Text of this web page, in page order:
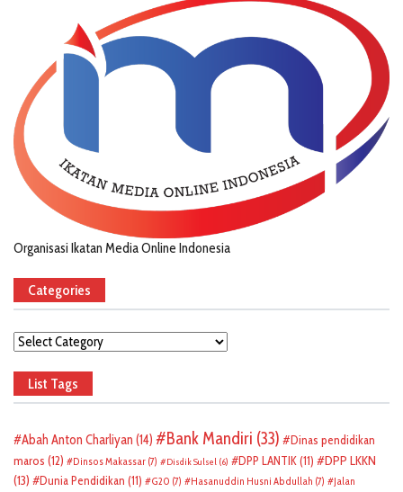
Organisasi Ikatan Media Online Indonesia
Categories
Categories
List Tags
Abah Anton Charliyan (14) Bank Mandiri (33)
Dinas pendidikan
maros (12) Dinsos Makassar (7) Disdik Sulsel (6) DPP LANTIK(11)
DPP LKKN
(13)
Dunia Pendidikan (11) G20 (7) Hasanuddin Husni Abdullah (7)
Jalan